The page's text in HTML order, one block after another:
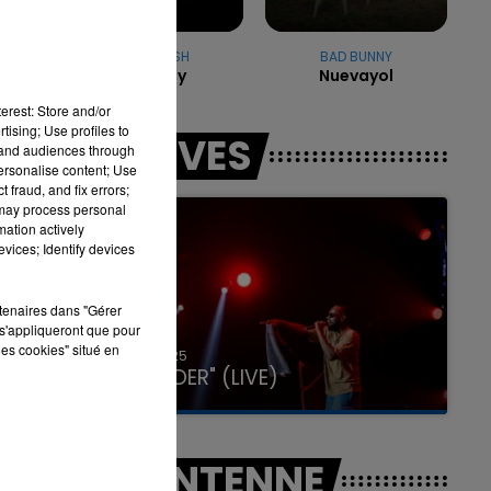
16h00 - 20h00
BILLIE EILISH
Bad Guy
BAD BUNNY
Nuevayol
LES LIVES
31 janvier 2025
GIMS "SPIDER" (LIVE)
Store and/or
Use profiles to
audiences through
content; Use
fraud, and fix errors;
process personal
actively
Identify devices
dans "Gérer
que pour
cookies" situé en